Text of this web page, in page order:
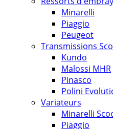
Minarelli
Piaggio
Peugeot
Transmissions
Kundo
Malossi MHR
Pinasco
Polini
Variateurs
Minarelli
Piaggio